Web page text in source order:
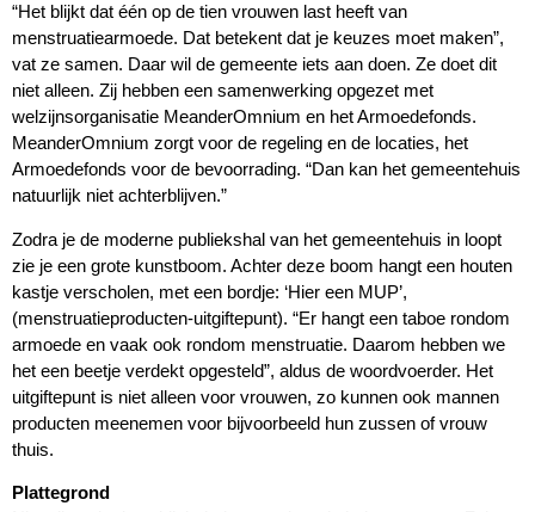
“Het blijkt dat één op de tien vrouwen last heeft van
menstruatiearmoede. Dat betekent dat je keuzes moet maken”,
vat ze samen. Daar wil de gemeente iets aan doen. Ze doet dit
niet alleen. Zij hebben een samenwerking opgezet met
welzijnsorganisatie MeanderOmnium en het Armoedefonds.
MeanderOmnium zorgt voor de regeling en de locaties, het
Armoedefonds voor de bevoorrading. “Dan kan het gemeentehuis
natuurlijk niet achterblijven.”
Zodra je de moderne publiekshal van het gemeentehuis in loopt
zie je een grote kunstboom. Achter deze boom hangt een houten
kastje verscholen, met een bordje: ‘Hier een MUP’,
(menstruatieproducten-uitgiftepunt). “Er hangt een taboe rondom
armoede en vaak ook rondom menstruatie. Daarom hebben we
het een beetje verdekt opgesteld”, aldus de woordvoerder. Het
uitgiftepunt is niet alleen voor vrouwen, zo kunnen ook mannen
producten meenemen voor bijvoorbeeld hun zussen of vrouw
thuis.
Plattegrond